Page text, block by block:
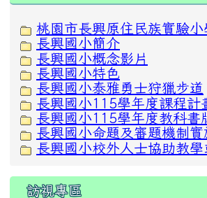
桃園市長興原住民族實驗小
長興國小簡介
長興國小概念影片
長興國小特色
長興國小泰雅勇士狩獵步道
長興國小115學年度課程計
長興國小115學年度教科書
長興國小命題及審題機制實
長興國小校外人士協助教學
訪視專區